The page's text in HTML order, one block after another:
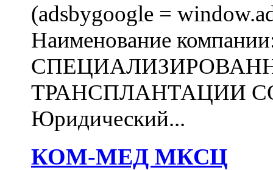
(adsbygoogle =
Наименование
ТРАНСПЛАНТАЦИИ
Юридический...
КОМ-МЕД МКСЦ